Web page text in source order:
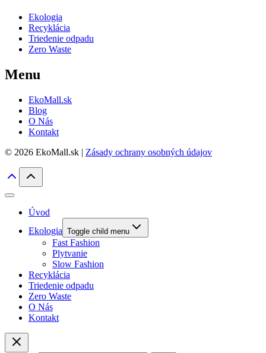
Ekologia
Recyklácia
Triedenie odpadu
Zero Waste
Menu
EkoMall.sk
Blog
O Nás
Kontakt
© 2026 EkoMall.sk | Zásady ochrany osobných údajov
Úvod
Ekologia Toggle child menu
Fast Fashion
Plytvanie
Slow Fashion
Recyklácia
Triedenie odpadu
Zero Waste
O Nás
Kontakt